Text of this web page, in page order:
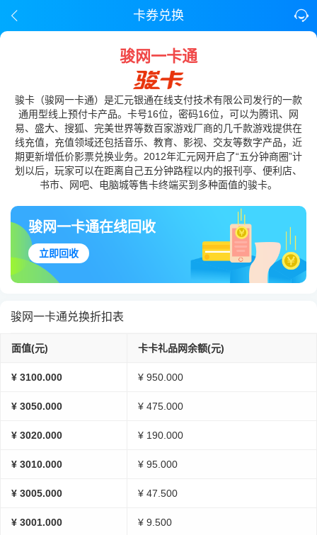
卡券兑换
骏网一卡通
骏卡（骏网一卡通）是汇元银通在线支付技术有限公司发行的一款
通用型线上预付卡产品。卡号16位，密码16位，可以为腾讯、网
易、盛大、搜狐、完美世界等数百家游戏厂商的几千款游戏提供在
线充值，充值领域还包括音乐、教育、影视、交友等数字产品，近
期更新增低价影票兑换业务。2012年汇元网开启了“五分钟商圈”计
划以后，玩家可以在距离自己五分钟路程以内的报刊亭、便利店、
书市、网吧、电脑城等售卡终端买到多种面值的骏卡。
骏网一卡通在线回收
立即回收
骏网一卡通兑换折扣表
面值(元) 卡卡礼品网余额(元)
¥ 3100.000 ¥ 950.000
¥ 3050.000 ¥ 475.000
¥ 3020.000 ¥ 190.000
¥ 3010.000 ¥ 95.000
¥ 3005.000 ¥ 47.500
¥ 3001.000 ¥ 9.500